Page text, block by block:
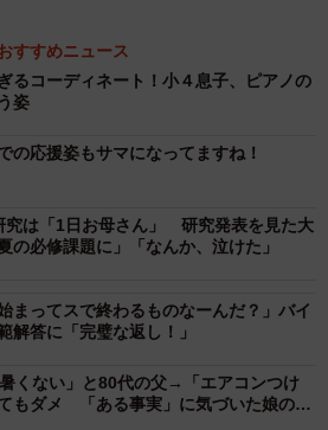
すすめニュース
るコーディネート！小４息子、ピアノの
姿
の応援姿もサマになってますね！
究は「1日お母さん」 研究発表を見た大
の必修課題に」「なんか、泣けた」
まってスで終わるものなーんだ？」バイ
解答に「完璧な返し！」
くない」と80代の父→「エアコンつけ
もダメ 「ある事実」に気づいた娘の熱